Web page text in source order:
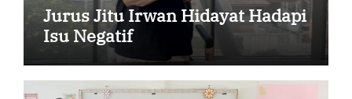
Jurus Jitu Irwan Hidayat Hadapi
Isu Negatif